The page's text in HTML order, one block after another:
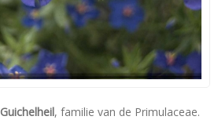
Guichelheil, familie van de Primulaceae.